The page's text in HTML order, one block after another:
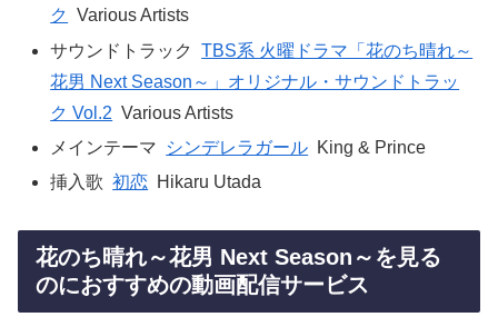
ク Various Artists
サウンドトラック
TBS系 火曜ドラマ「花のち晴れ～
花男 Next Season～」オリジナル・サウンドトラッ
ク Vol.2 Various Artists
メインテーマ
シンデレラガール King & Prince
挿入歌 初恋 Hikaru Utada
花のち晴れ～花男 Next Season～を見る
のにおすすめの動画配信サービス